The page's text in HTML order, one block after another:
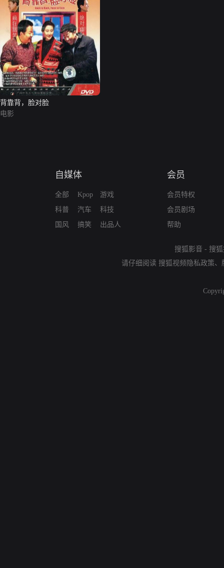
背靠背，脸对脸
电影
自媒体
全部
科普
国风
Kpop
汽车
搞笑
游戏
科技
出品人
会员
会员特权
会员剧场
帮助
搜狐影音 - 搜
请仔细阅读 搜狐视频隐私政策、